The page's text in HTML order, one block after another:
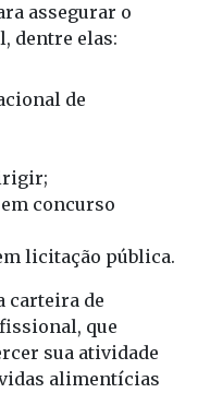
assegurar o
dentre elas:
de
concurso
licitação pública.
carteira de
que
sua atividade
alimentícias